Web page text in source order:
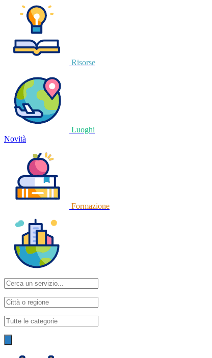
Risorse
Luoghi
Novità
Formazione